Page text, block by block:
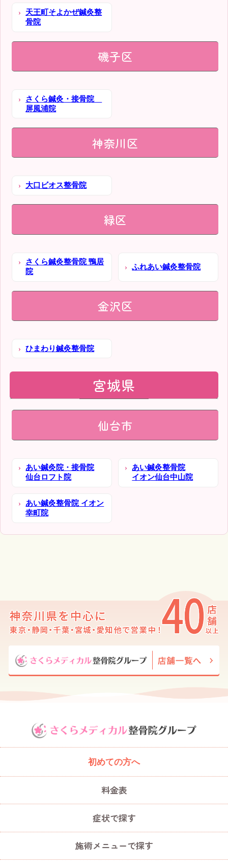
天王町そよかぜ鍼灸整
骨院
磯子区
さくら鍼灸・接骨院
屏風浦院
神奈川区
大口ビオス整骨院
緑区
さくら鍼灸整骨院 鴨居
院
ふれあい鍼灸整骨院
金沢区
ひまわり鍼灸整骨院
宮城県
仙台市
あい鍼灸院・接骨院
仙台ロフト院
あい鍼灸整骨院
イオン仙台中山院
あい鍼灸整骨院 イオン
幸町院
初めての方へ
料金表
症状で探す
施術メニューで探す